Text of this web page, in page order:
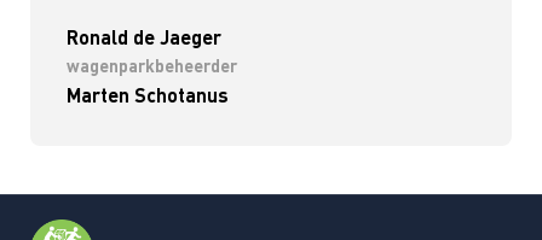
Ronald de Jaeger
wagenparkbeheerder
Marten Schotanus